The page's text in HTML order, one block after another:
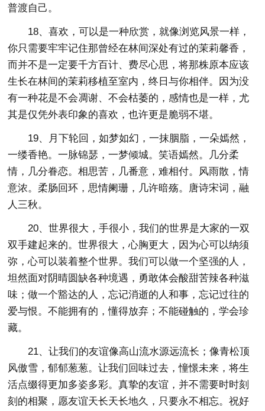
普渡自己。
18、喜欢，可以是一种欣赏，就像浏览风景一样，
你只需要牢牢记住那曾经在林间深处有过的茉莉馨香，
而并不是一定要千方百计、费尽心思，将那株原本应该
生长在林间的茉莉移植至室内，终日与你相伴。因为没
有一种花是不会凋谢、不会枯萎的，感情也是一样，尤
其是仅凭外表印象的喜欢，也许更是脆弱不堪。
19、月下轮回，如梦如幻，一抹胭脂，一朵嫣然，
一缕香艳。一脉锦瑟，一梦倾城。笑语嫣然。几分柔
情，几分眷恋。相思苦，几番意，难相付。风雨散，情
意浓。柔肠回环，思情阑珊，几许暗殇。唐诗宋词，融
人三秋。
20、世界很大，手很小，我们的世界是大家的一双
双手建起来的。世界很大，心胸更大，因为心可以纳须
弥，心可以装着整个世界。我们可以做一个坚强的人，
坦然面对阴晴圆缺各种境遇，勇敢体会酸甜苦辣各种滋
味；做一个豁达的人，忘记消逝的人和事，忘记过往的
爱与恨。不能拥有的，懂得放弃；不能碰触的，学会珍
藏。
21、让我们的友谊像高山流水源远流长；像青松顶
风傲雪，郁郁葱葱。让我们回味过去，憧憬未来，将生
活点缀得更加多姿多彩。真挚的友谊，并不需要时时刻
刻的相聚，愿友谊天长天长地久，只要永不相忘。祝好